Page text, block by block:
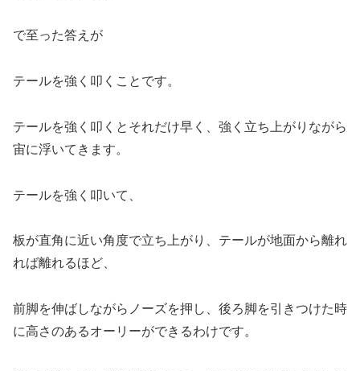
で至った答えが
テールを強く叩くことです。
テールを強く叩くとそれだけ早く、強く立ち上がりながら
宙に浮いてきます。
テールを強く叩いて、
板が直角に近い角度で立ち上がり、テールが地面から離れ
れば離れるほど、
前脚を伸ばしながらノーズを押し、後ろ脚を引きつけた時
に高さのあるオーリーができるわけです。